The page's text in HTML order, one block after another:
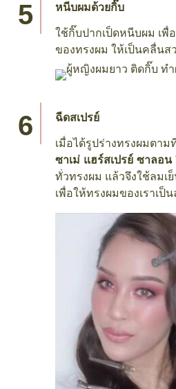
หนีบผมด้วยกิ๊บ
ใช้กิ๊บปากเป็ดหนีบผม เพื่
ของทรงผม ให้เป็นคลื่นส
ฉีดสเปรย์
เมื่อได้รูปร่างทรงผมตา
ซาเม่ แฮร์สเปรย์ ซาลอ
ทั่วทรงผม แล้วจึงใช้ลมเ
เพื่อให้ทรงผมของเราเป็